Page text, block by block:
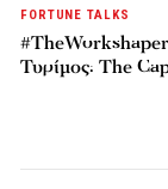
FORTUNE TALKS
Τυρίμος: The